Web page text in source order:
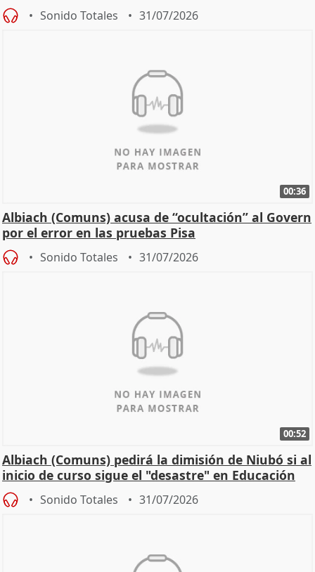
Sonido Totales 31/07/2026
00:36
Albiach (Comuns) acusa de “ocultación” al Govern
por el error en las pruebas Pisa
Sonido Totales 31/07/2026
00:52
Albiach (Comuns) pedirá la dimisión de Niubó si al
inicio de curso sigue el "desastre" en Educación
Sonido Totales 31/07/2026